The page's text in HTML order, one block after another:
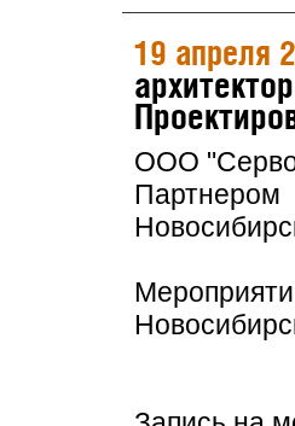
19 апреля
ООО
Партнером